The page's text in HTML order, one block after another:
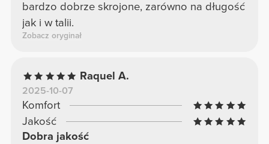
bardzo dobrze skrojone, zarówno na długość
jak i w talii.
Zobacz oryginał
Raquel A.
2025-10-07
Komfort
Jakość
Dobra jakość